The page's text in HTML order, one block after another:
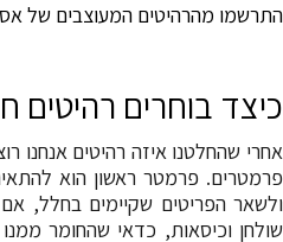
התרשמו מהרהיטים המעוצבים של
כיצד בוחרים רהיטים
אחרי שהחלטנו איזה רהיטים אנחנו
פרמטרים. פרמטר ראשון הוא
ולשאר הפריטים שקיימים בחלל, אם
שולחן וכיסאות, כדאי שהחומר